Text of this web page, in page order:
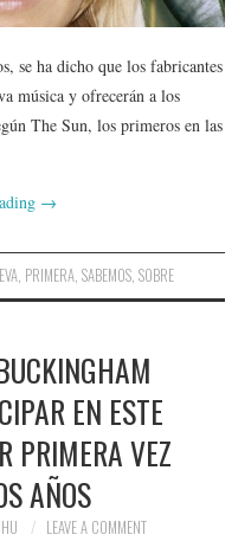
se ha dicho que los fabricantes
música y ofrecerán a los
The Sun, los primeros en las
→
, PRIMERA, SABEMOS, SOBRE
EN ESTE
PRIMERA VEZ
AÑOS
LEAVE A COMMENT